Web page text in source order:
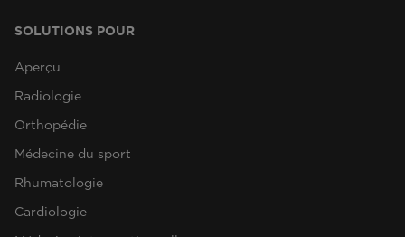
SOLUTIONS POUR
Aperçu
Radiologie
Orthopédie
Médecine du sport
Rhumatologie
Cardiologie